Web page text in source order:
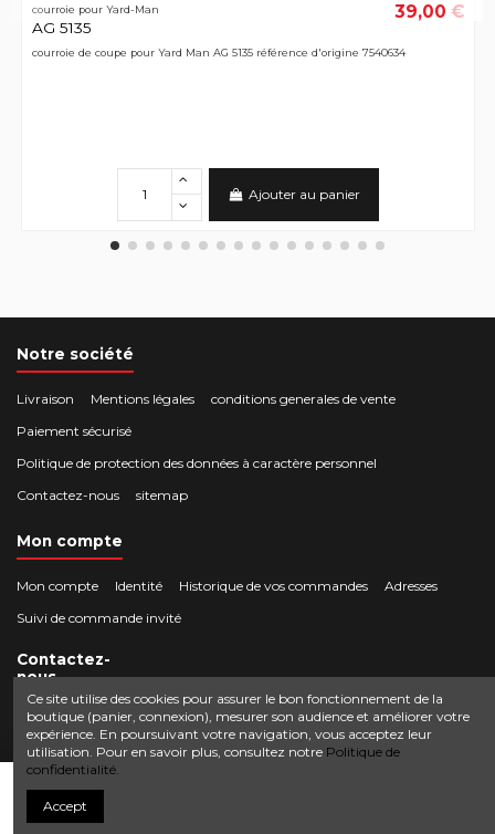
courroie pour Yard-Man
AG 5135
39,00 €
courroie de coupe pour Yard Man AG 5135 référence d'origine 7540634
Ajouter au panier
Notre société
Livraison Mentions légales
conditions generales de vente
Paiement sécurisé
Politique de protection des données à caractère personnel
Contactez-nous
sitemap
Mon compte
Mon compte Identité Historique de vos commandes
Adresses
Suivi de commande invité
Contactez-
nous
Crocbois-motoculture.com
50 route de Villefort 48800 Pied-de-Borne
0624436257
contact@crocbois-motoculture.com
Ce site utilise des cookies pour assurer le bon fonctionnement de la
boutique (panier, connexion), mesurer son audience et améliorer votre
expérience. En poursuivant votre navigation, vous acceptez leur
utilisation. Pour en savoir plus, consultez notre Politique de
confidentialité.
Accept